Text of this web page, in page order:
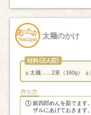
太麺のかけ
太麺……2束（160g）
銀四郎めんを茹でます
ザルにあげておきます。